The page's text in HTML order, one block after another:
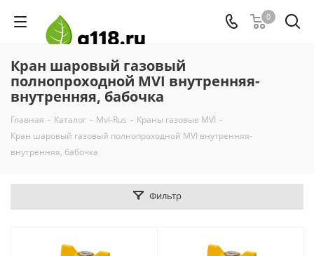
0
Кран шаровый газовый
полнопроходной MVI внутренняя-
внутренняя, бабочка
Главная - Каталог - Mvi-Rus - Краны газовые MVI -
Кран шаровый газовый полнопроходной MVI внутренняя-
внутренняя, бабочка
Фильтр